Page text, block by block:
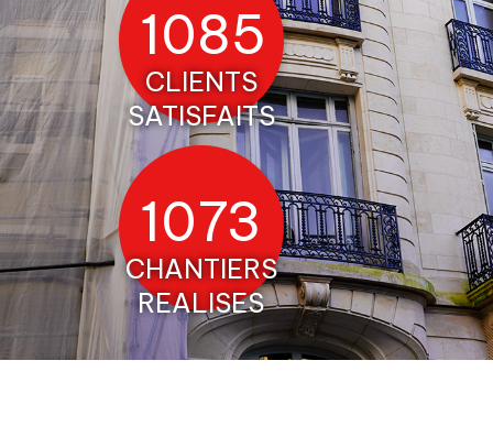
1227
CLIENTS
SATISFAITS
1215
CHANTIERS
REALISES